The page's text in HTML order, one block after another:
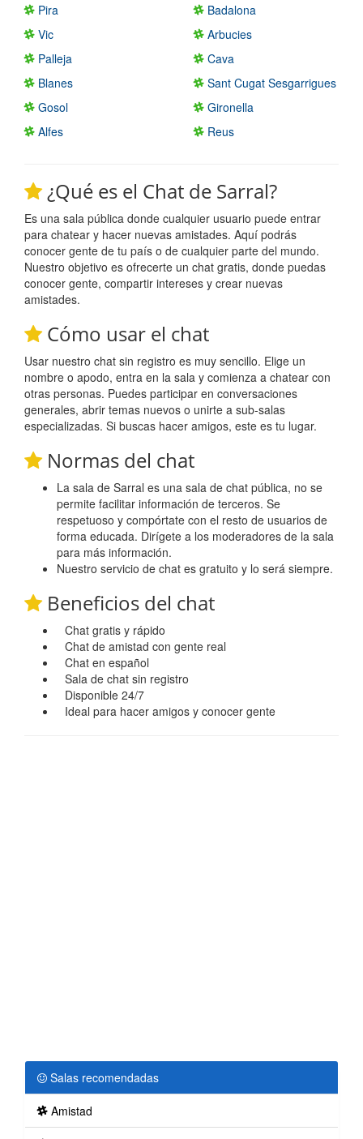
Pira
Badalona
Vic
Arbucies
Palleja
Cava
Blanes
Sant Cugat Sesgarrigues
Gosol
Gironella
Alfes
Reus
¿Qué es el Chat de Sarral?
Es una sala pública donde cualquier usuario puede entrar
para chatear y hacer nuevas amistades. Aquí podrás
conocer gente de tu país o de cualquier parte del mundo.
Nuestro objetivo es ofrecerte un chat gratis, donde puedas
conocer gente, compartir intereses y crear nuevas
amistades.
Cómo usar el chat
Usar nuestro chat sin registro es muy sencillo. Elige un
nombre o apodo, entra en la sala y comienza a chatear con
otras personas. Puedes participar en conversaciones
generales, abrir temas nuevos o unirte a sub-salas
especializadas. Si buscas hacer amigos, este es tu lugar.
Normas del chat
La sala de Sarral es una sala de chat pública, no se
permite facilitar información de terceros. Se
respetuoso y compórtate con el resto de usuarios de
forma educada. Dirígete a los moderadores de la sala
para más información.
Nuestro servicio de chat es gratuito y lo será siempre.
Beneficios del chat
Chat gratis y rápido
Chat de amistad con gente real
Chat en español
Sala de chat sin registro
Disponible 24/7
Ideal para hacer amigos y conocer gente
Salas recomendadas
Amistad